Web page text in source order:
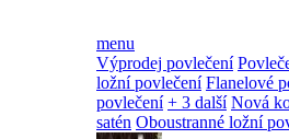
menu
Výprodej povlečení
ložní povlečení Flanelové
povlečení + 3 další Nová
satén Oboustranné ložní